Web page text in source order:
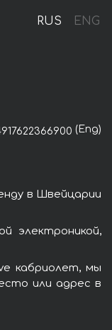
RUS ENG
(Eng)
в Швейцарии
электроникой,
кабриолет, мы
или адрес в